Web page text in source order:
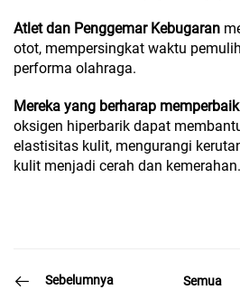
Atlet dan Penggemar Kebugaran
otot, mempersingkat waktu
performa olahraga.
Mereka yang berharap
oksigen hiperbarik dapat
elastisitas kulit, mengurangi
kulit menjadi cerah dan kemerahan.
Sebelumnya Semua